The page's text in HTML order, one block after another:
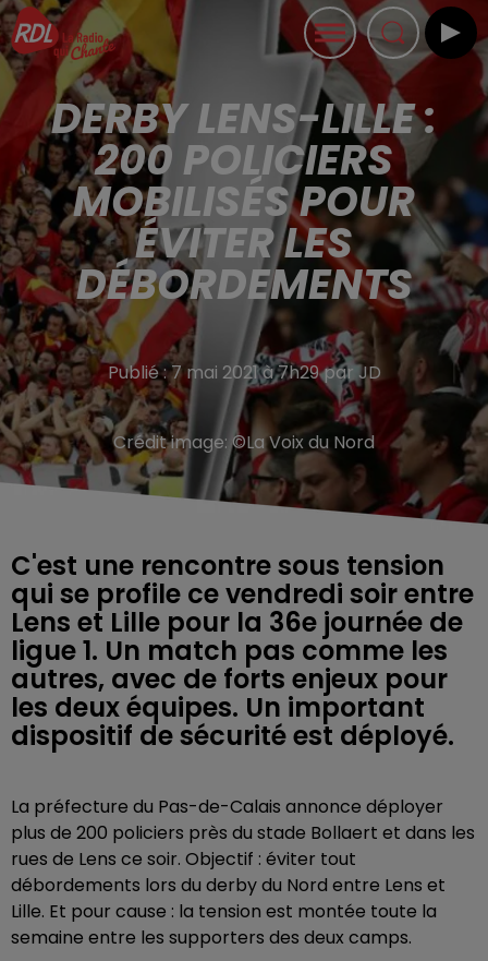
DERBY LENS-LILLE :
200 POLICIERS
MOBILISÉS POUR
ÉVITER LES
DÉBORDEMENTS
Publié : 7 mai 2021 à 7h29 par JD
Crédit image:©La Voix du Nord
C'est une rencontre sous tension
qui se profile ce vendredi soir entre
Lens et Lille pour la 36e journée de
ligue 1. Un match pas comme les
autres, avec de forts enjeux pour
les deux équipes. Un important
dispositif de sécurité est déployé.
La préfecture du Pas-de-Calais annonce déployer
plus de 200 policiers près du stade Bollaert et dans les
rues de Lens ce soir. Objectif : éviter tout
débordements lors du derby du Nord entre Lens et
Lille. Et pour cause : la tension est montée toute la
semaine entre les supporters des deux camps.